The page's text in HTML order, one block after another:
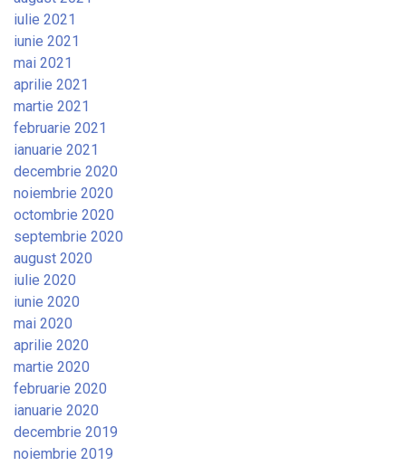
iulie 2021
iunie 2021
mai 2021
aprilie 2021
martie 2021
februarie 2021
ianuarie 2021
decembrie 2020
noiembrie 2020
octombrie 2020
septembrie 2020
august 2020
iulie 2020
iunie 2020
mai 2020
aprilie 2020
martie 2020
februarie 2020
ianuarie 2020
decembrie 2019
noiembrie 2019